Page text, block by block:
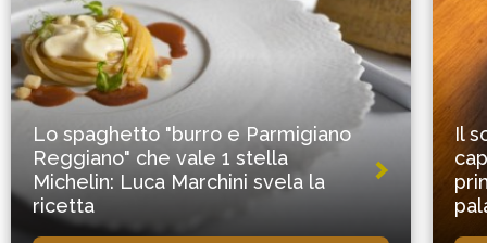
Lo spaghetto "burro e Parmigiano
Reggiano" che vale 1 stella
Michelin: Luca Marchini svela la
ricetta
Il